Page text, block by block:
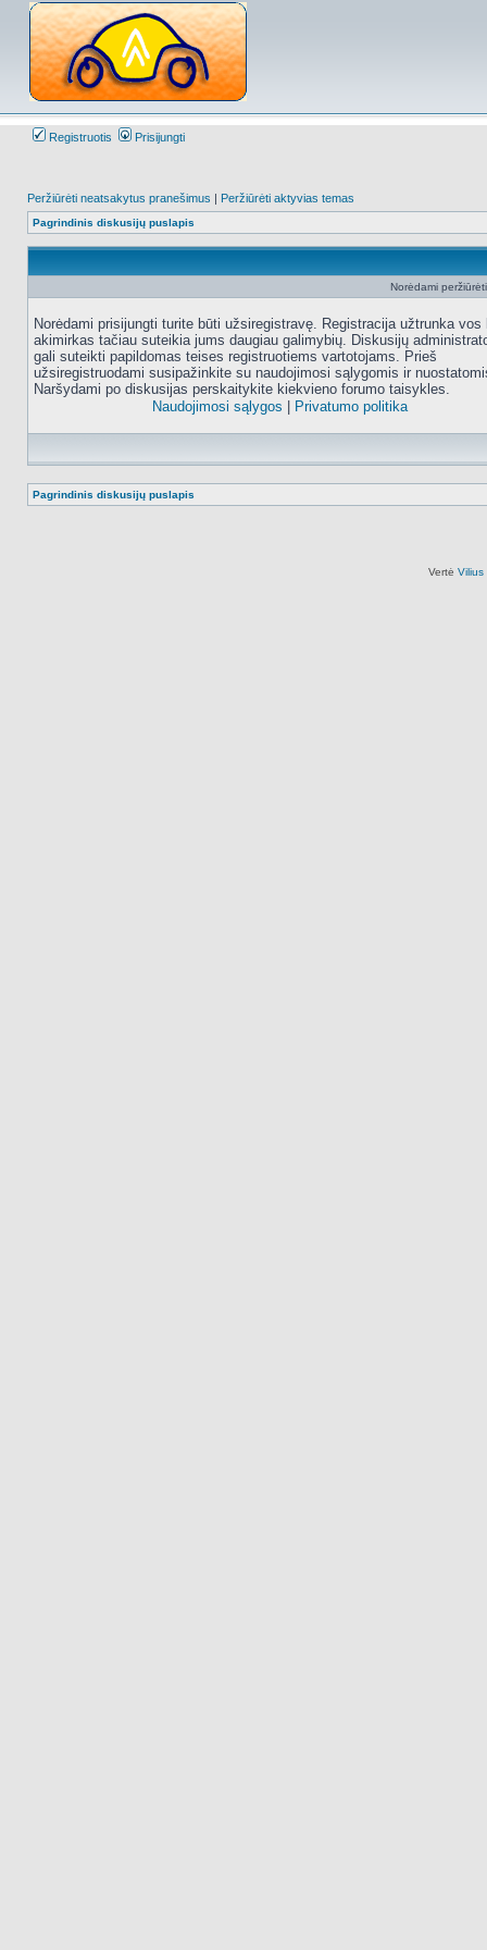
Registruotis Prisijungti
Peržiūrėti neatsakytus pranešimus | Peržiūrėti aktyvias temas
Pagrindinis diskusijų puslapis
Norėdami
Norėdami prisijungti turite būti užsiregistravę. Registracija užtrunka vos
akimirkas tačiau suteikia jums daugiau galimybių. Diskusijų
gali suteikti papildomas teises registruotiems vartotojams. Prieš
užsiregistruodami susipažinkite su naudojimosi sąlygomis ir
Naršydami po diskusijas perskaitykite kiekvieno forumo taisykles.
Naudojimosi sąlygos
Privatumo politika
Pagrindinis diskusijų puslapis
Vertė Vilius